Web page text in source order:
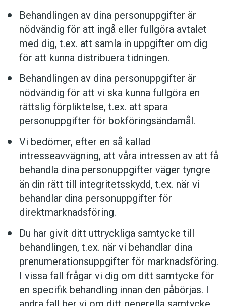
Behandlingen av dina personuppgifter är
nödvändig för att ingå eller fullgöra avtalet
med dig, t.ex. att samla in uppgifter om dig
för att kunna distribuera tidningen.
Behandlingen av dina personuppgifter är
nödvändig för att vi ska kunna fullgöra en
rättslig förpliktelse, t.ex. att spara
personuppgifter för bokföringsändamål.
Vi bedömer, efter en så kallad
intresseavvägning, att våra intressen av att få
behandla dina personuppgifter väger tyngre
än din rätt till integritetsskydd, t.ex. när vi
behandlar dina personuppgifter för
direktmarknadsföring.
Du har givit ditt uttryckliga samtycke till
behandlingen, t.ex. när vi behandlar dina
prenumerationsuppgifter för marknadsföring.
I vissa fall frågar vi dig om ditt samtycke för
en specifik behandling innan den påbörjas. I